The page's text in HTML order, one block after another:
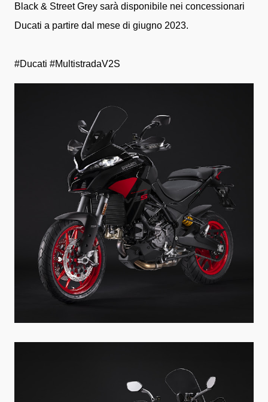
Black & Street Grey sarà disponibile nei concessionari
Ducati a partire dal mese di giugno 2023.
#Ducati #MultistradaV2S